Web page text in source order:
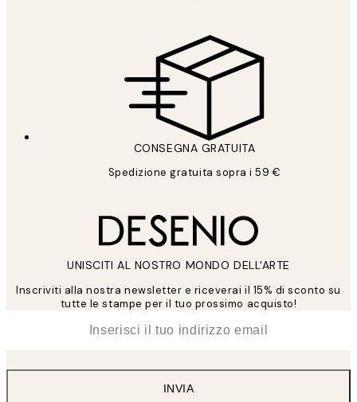
CONSEGNA GRATUITA
Spedizione gratuita sopra i 59 €
UNISCITI AL NOSTRO MONDO DELL'ARTE
Inscriviti alla nostra newsletter e riceverai il 15% di sconto su
tutte le stampe per il tuo prossimo acquisto!
INVIA